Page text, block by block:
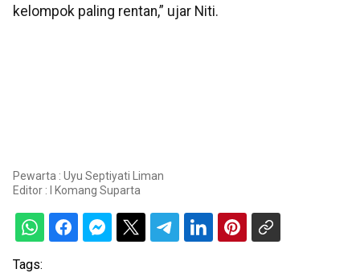
kelompok paling rentan,” ujar Niti.
Pewarta : Uyu Septiyati Liman
Editor :
I Komang Suparta
Tags: